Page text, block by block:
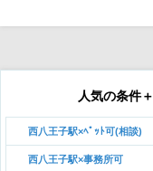
人気の条件＋
西八王子駅×ﾍﾟｯﾄ可(相談)
西八王子駅×事務所可